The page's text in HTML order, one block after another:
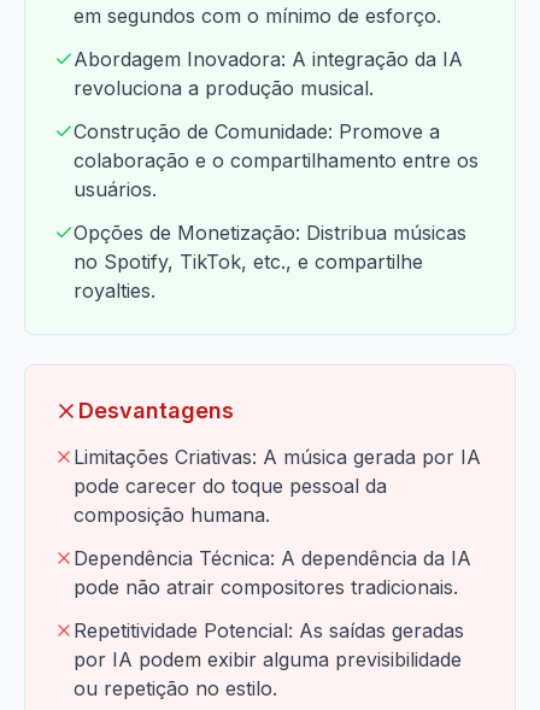
em segundos com o mínimo de esforço.
Abordagem Inovadora: A integração da IA
revoluciona a produção musical.
Construção de Comunidade: Promove a
colaboração e o compartilhamento entre os
usuários.
Opções de Monetização: Distribua músicas
no Spotify, TikTok, etc., e compartilhe
royalties.
Desvantagens
Limitações Criativas: A música gerada por IA
pode carecer do toque pessoal da
composição humana.
Dependência Técnica: A dependência da IA
pode não atrair compositores tradicionais.
Repetitividade Potencial: As saídas geradas
por IA podem exibir alguma previsibilidade
ou repetição no estilo.